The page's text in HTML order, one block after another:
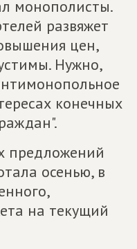
монополисты.
развяжет
цен,
Нужно,
конечных
предложений
осенью, в
на текущий